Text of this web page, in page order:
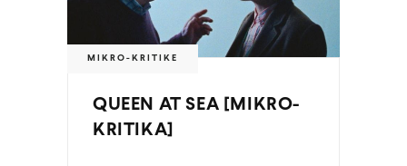
MIKRO-KRITIKE
QUEEN AT SEA [MIKRO-
KRITIKA]